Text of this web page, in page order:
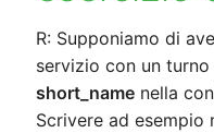
R: Supponiamo di
servizio con un
short_namenella
Scrivere ad